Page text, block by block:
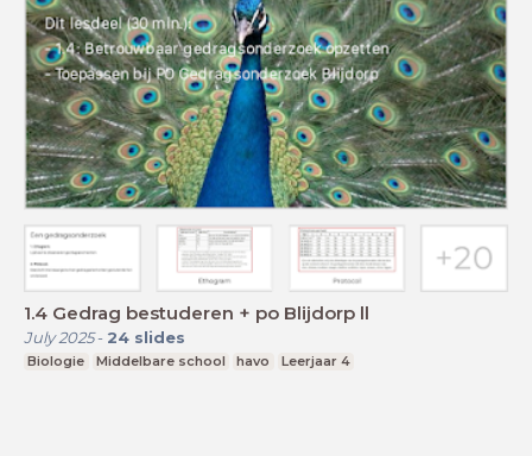
1.4 Gedrag bestuderen + po Blijdorp ll
July 2025- 24 slides
Biologie Middelbare school havo Leerjaar 4